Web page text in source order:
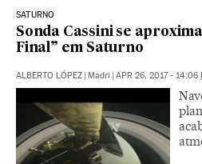
SATURNO
Sonda Cassini se
Final” em Saturno
ALBERTO LÓPEZ | Madri | APR 26, 2017 - 14:06